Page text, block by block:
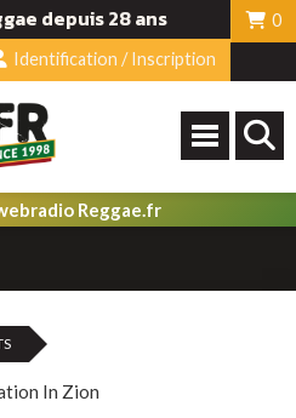
depuis 28 ans
0
Identification / Inscription
Reggae.fr